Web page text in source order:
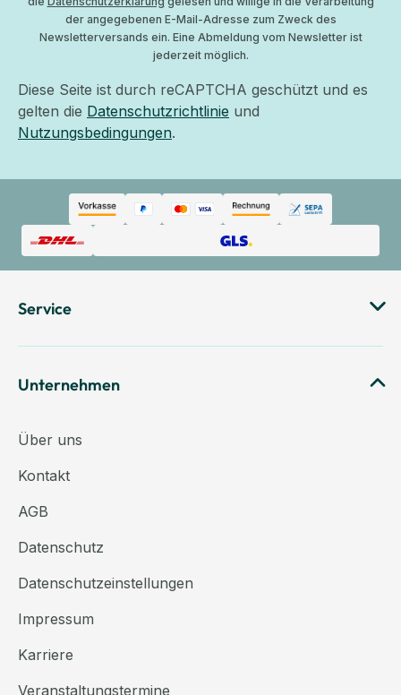
der angegebenen E-Mail-Adresse zum Zweck des
Newsletterversands ein. Eine Abmeldung vom Newsletter ist
jederzeit möglich.
Diese Seite ist durch reCAPTCHA geschützt und es
gelten die Datenschutzrichtlinie und
Nutzungsbedingungen.
Service
Unternehmen
Über uns
Kontakt
AGB
Datenschutz
Datenschutzeinstellungen
Impressum
Karriere
Veranstaltungstermine